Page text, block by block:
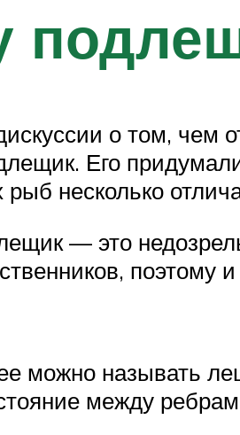
о том, чем
Его
несколько
— это
можно называть
между